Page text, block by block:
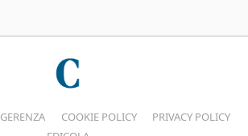
GERENZA COOKIE POLICY
PRIVACY POLICY